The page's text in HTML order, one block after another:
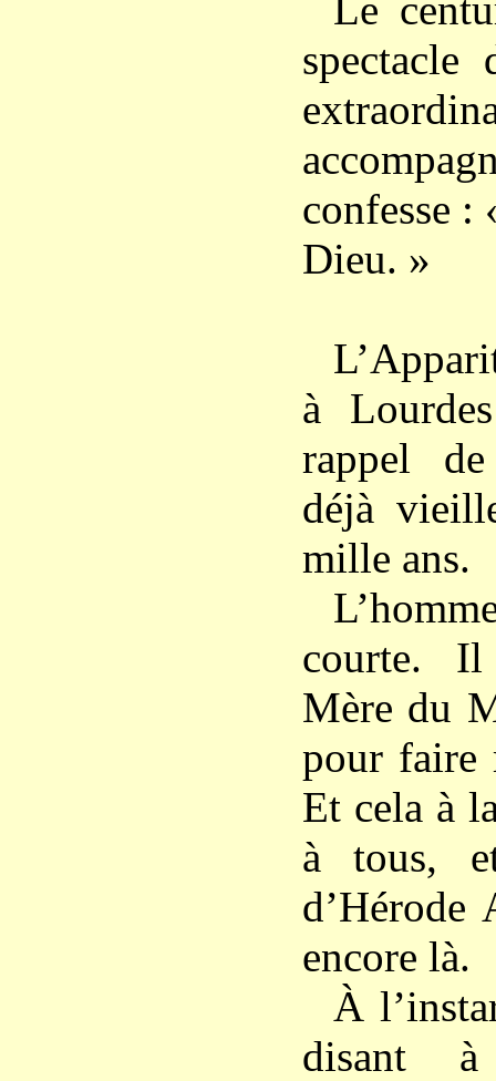
spectacle
confesse :
Dieu. »
à
rappel
déjà
mille ans.
courte.
Mère du
pour faire
Et cela à
à tous,
d’Hérode
encore là.
À
disant